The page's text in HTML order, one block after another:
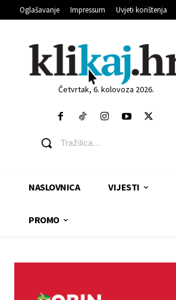
Oglašavanje Impressum Uvjeti korištenja
Četvrtak, 6. kolovoza 2026.
Tražilica...
NASLOVNICA VIJESTI
PROMO